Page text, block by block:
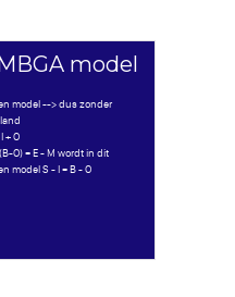
model
model --> dus zonder
+ O
O) = E - M wordt in dit
model S - I = B - O